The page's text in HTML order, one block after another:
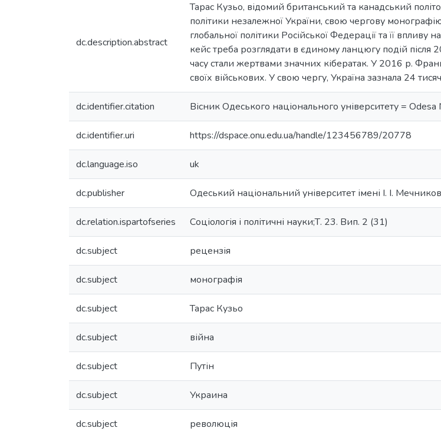
dc.description.abstract
Тарас Кузьо, відомий британський та канадський
політики незалежної України, свою чергову
глобальної політики Російської Федерації та її
кейс треба розглядати в єдиному ланцюгу подій
часу стали жертвами значних кібератак. У 2016 р.
своїх військових. У свою чергу, Україна зазнала 24
dc.identifier.citation Вісник Одеського національного університету =
dc.identifier.uri https://dspace.onu.edu.ua/handle/123456789/20778
dc.language.iso uk
dc.publisher Одеський національний університет імені І. І.
dc.relation.ispartofseries Соціологія і політичні науки;Т. 23. Вип. 2 (31)
dc.subject рецензія
dc.subject монографія
dc.subject Тарас Кузьо
dc.subject війна
dc.subject Путін
dc.subject Украина
dc.subject революція